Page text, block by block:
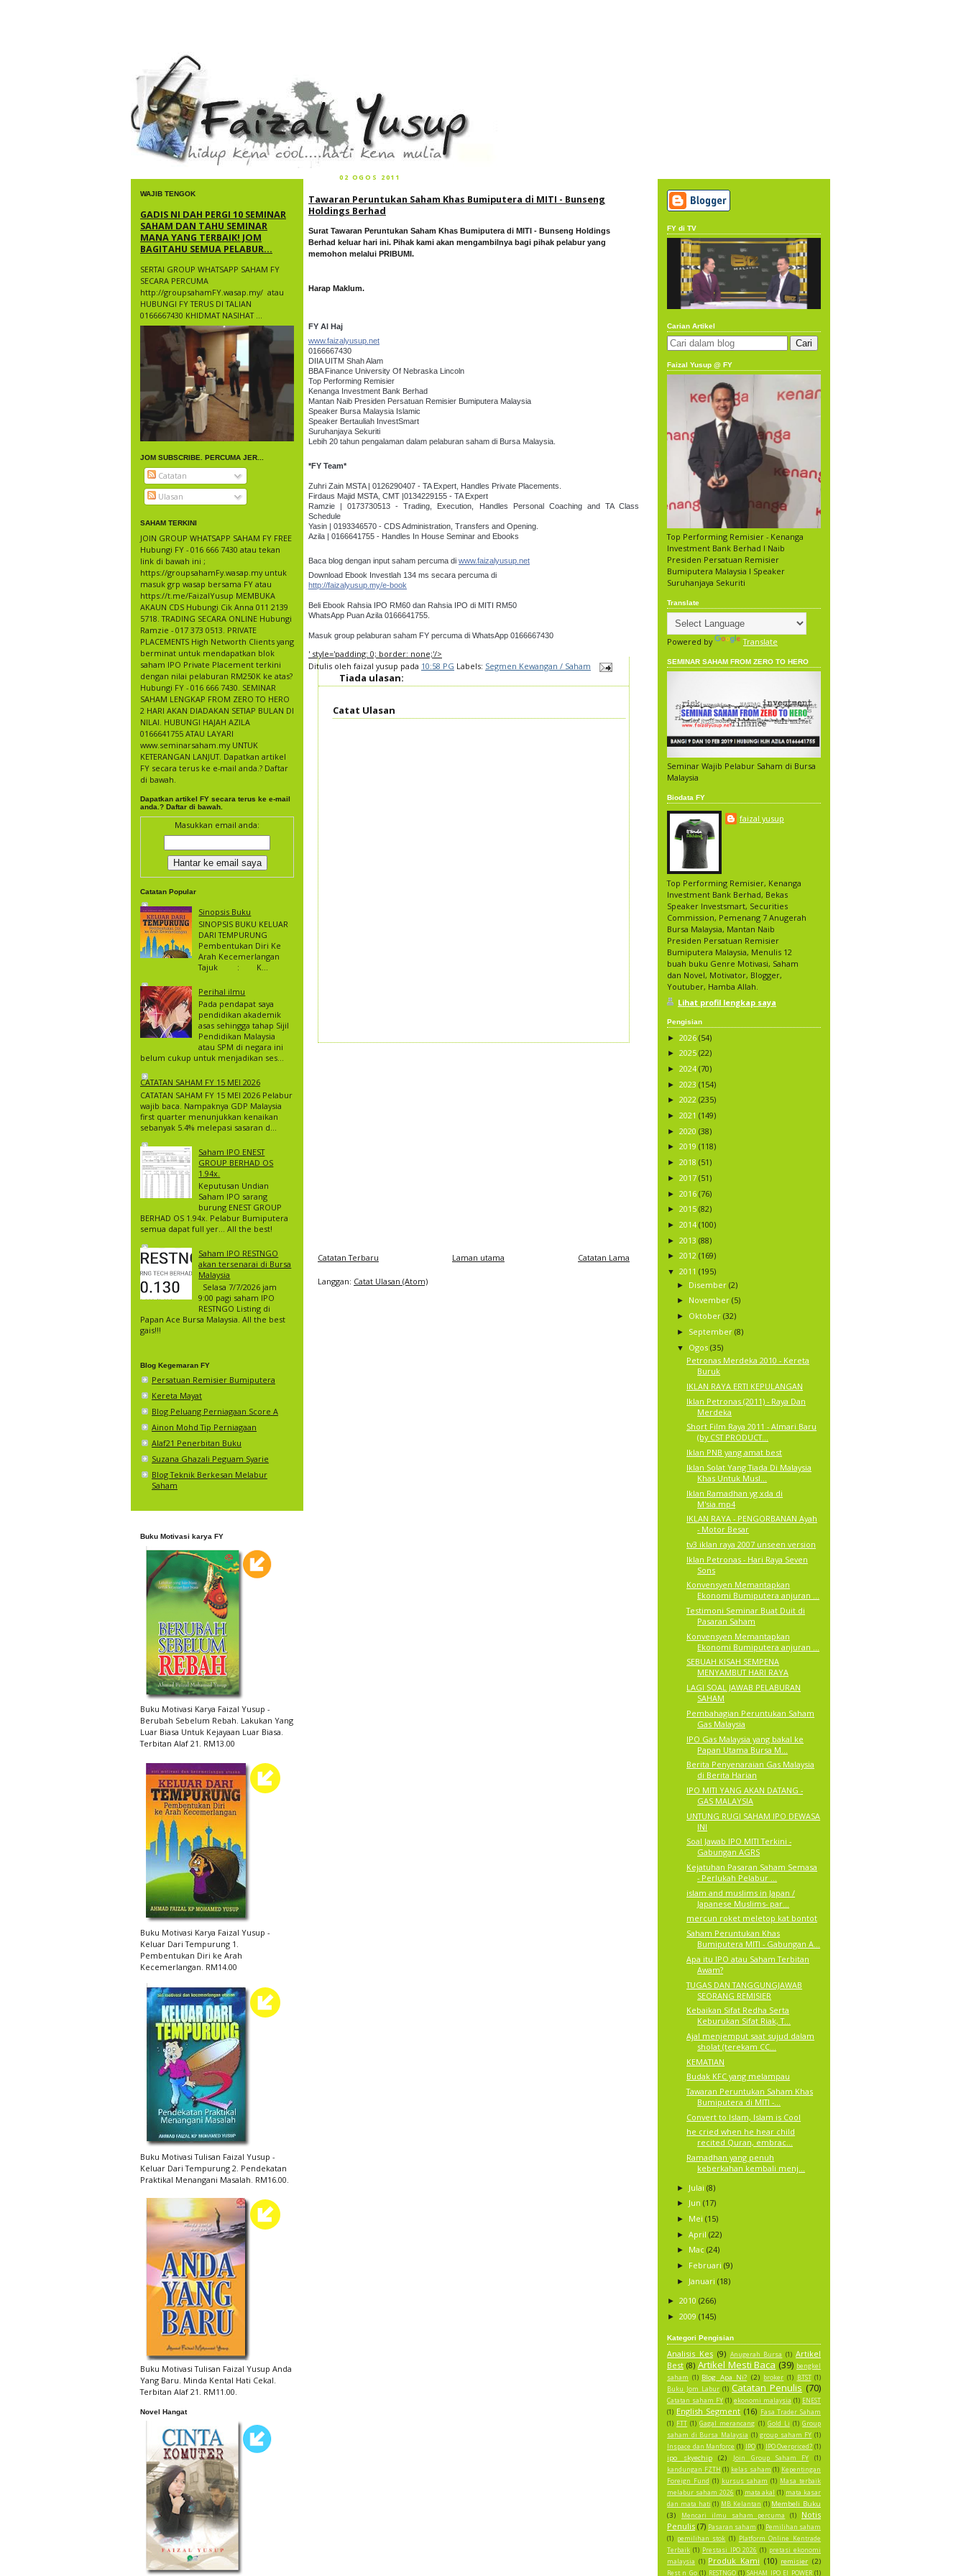
faizal yusup
WAJIB TENGOK
GADIS NI DAH PERGI 10 SEMINAR
SAHAM DAN TAHU SEMINAR
MANA YANG TERBAIK! JOM
BAGITAHU SEMUA PELABUR...
SERTAI GROUP WHATSAPP SAHAM FY
SECARA PERCUMA
http://groupsahamFY.wasap.my/ ​ atau
HUBUNGI FY TERUS DI TALIAN
0166667430 KHIDMAT NASIHAT ...
JOM SUBSCRIBE. PERCUMA JER...
Catatan
Ulasan
SAHAM TERKINI
JOIN GROUP WHATSAPP SAHAM FY FREE
Hubungi FY - 016 666 7430 atau tekan
link di bawah ini ;
https://groupsahamFy.wasap.my untuk
masuk grp wasap bersama FY atau
https://t.me/FaizalYusup MEMBUKA
AKAUN CDS Hubungi Cik Anna 011 2139
5718. TRADING SECARA ONLINE Hubungi
Ramzie - 017 373 0513. PRIVATE
PLACEMENTS High Networth Clients yang
berminat untuk mendapatkan blok
saham IPO Private Placement terkini
dengan nilai pelaburan RM250K ke atas?
Hubungi FY - 016 666 7430. SEMINAR
SAHAM LENGKAP FROM ZERO TO HERO
2 HARI AKAN DIADAKAN SETIAP BULAN DI
NILAI. HUBUNGI HAJAH AZILA
0166641755 ATAU LAYARI
www.seminarsaham.my UNTUK
KETERANGAN LANJUT. Dapatkan artikel
FY secara terus ke e-mail anda.? Daftar
di bawah.
Dapatkan artikel FY secara terus ke e-mail
anda.? Daftar di bawah.
Masukkan email anda:
Catatan Popular
Sinopsis Buku
SINOPSIS BUKU KELUAR
DARI TEMPURUNG
Pembentukan Diri Ke
Arah Kecemerlangan
Tajuk : K...
Perihal ilmu
Pada pendapat saya
pendidikan akademik
asas sehingga tahap Sijil
Pendidikan Malaysia
atau SPM di negara ini
belum cukup untuk menjadikan ses...
CATATAN SAHAM FY 15 MEI 2026
CATATAN SAHAM FY 15 MEI 2026 Pelabur
wajib baca. Nampaknya GDP Malaysia
first quarter menunjukkan kenaikan
sebanyak 5.4% melepasi sasaran d...
Saham IPO ENEST
GROUP BERHAD OS
1.94x.
Keputusan Undian
Saham IPO sarang
burung ENEST GROUP
BERHAD OS 1.94x. Pelabur Bumiputera
semua dapat full yer… All the best!
Saham IPO RESTNGO
akan tersenarai di Bursa
Malaysia
Selasa 7/7/2026 jam
9:00 pagi saham IPO
RESTNGO Listing di
Papan Ace Bursa Malaysia. All the best
gais!!!
Blog Kegemaran FY
Persatuan Remisier Bumiputera
Kereta Mayat
Blog Peluang Perniagaan Score A
Ainon Mohd Tip Perniagaan
Alaf21 Penerbitan Buku
Suzana Ghazali Peguam Syarie
Blog Teknik Berkesan Melabur
Saham
Buku Motivasi karya FY
Buku Motivasi Karya Faizal Yusup -
Berubah Sebelum Rebah. Lakukan Yang
Luar Biasa Untuk Kejayaan Luar Biasa.
Terbitan Alaf 21. RM13.00
Buku Motivasi Karya Faizal Yusup -
Keluar Dari Tempurung 1.
Pembentukan Diri ke Arah
Kecemerlangan. RM14.00
Buku Motivasi Tulisan Faizal Yusup -
Keluar Dari Tempurung 2. Pendekatan
Praktikal Menangani Masalah. RM16.00.
Buku Motivasi Tulisan Faizal Yusup Anda
Yang Baru. Minda Kental Hati Cekal.
Terbitan Alaf 21. RM11.00.
Novel Hangat
02 OGOS 2011
Tawaran Peruntukan Saham Khas Bumiputera di MITI - Bunseng
Holdings Berhad
Surat Tawaran Peruntukan Saham Khas Bumiputera di MITI - Bunseng Holdings
Berhad keluar hari ini. Pihak kami akan mengambilnya bagi pihak pelabur yang
memohon melalui PRIBUMI.
Harap Maklum.
FY Al Haj
www.faizalyusup.net
0166667430
DIIA UITM Shah Alam
BBA Finance University Of Nebraska Lincoln
Top Performing Remisier
Kenanga Investment Bank Berhad
Mantan Naib Presiden Persatuan Remisier Bumiputera Malaysia
Speaker Bursa Malaysia Islamic
Speaker Bertauliah InvestSmart
Suruhanjaya Sekuriti
Lebih 20 tahun pengalaman dalam pelaburan saham di Bursa Malaysia.
*FY Team*
Zuhri Zain MSTA | 0126290407 - TA Expert, Handles Private Placements.
Firdaus Majid MSTA, CMT |0134229155 - TA Expert
Ramzie | 0173730513 - Trading, Execution, Handles Personal Coaching and TA Class
Schedule
Yasin | 0193346570 - CDS Administration, Transfers and Opening.
Azila | 0166641755 - Handles In House Seminar and Ebooks
Baca blog dengan input saham percuma di www.faizalyusup.net
Download Ebook Investlah 134 ms secara percuma di
http://faizalyusup.my/e-book
Beli Ebook Rahsia IPO RM60 dan Rahsia IPO di MITI RM50
WhatsApp Puan Azila 0166641755.
Masuk group pelaburan saham FY percuma di WhatsApp 0166667430
' style='padding: 0; border: none;'/>
Ditulis oleh faizal yusup pada 10:58 PG Labels: Segmen Kewangan / Saham
Tiada ulasan:
Catat Ulasan
Catatan Terbaru Catatan Lama
Laman utama
Langgan: Catat Ulasan (Atom)
FY di TV
Carian Artikel
Faizal Yusup @ FY
Top Performing Remisier - Kenanga
Investment Bank Berhad l Naib
Presiden Persatuan Remisier
Bumiputera Malaysia l Speaker
Suruhanjaya Sekuriti
Translate
Powered by Translate
SEMINAR SAHAM FROM ZERO TO HERO
Seminar Wajib Pelabur Saham di Bursa
Malaysia
Biodata FY
faizal yusup
Top Performing Remisier, Kenanga
Investment Bank Berhad, Bekas
Speaker Investsmart, Securities
Commission, Pemenang 7 Anugerah
Bursa Malaysia, Mantan Naib
Presiden Persatuan Remisier
Bumiputera Malaysia, Menulis 12
buah buku Genre Motivasi, Saham
dan Novel, Motivator, Blogger,
Youtuber, Hamba Allah.
Lihat profil lengkap saya
Pengisian
► 2026 (54)
► 2025 (22)
► 2024 (70)
► 2023 (154)
► 2022 (235)
► 2021 (149)
► 2020 (38)
► 2019 (118)
► 2018 (51)
► 2017 (51)
► 2016 (76)
► 2015 (82)
► 2014 (100)
► 2013 (88)
► 2012 (169)
▼ 2011 (195)
► Disember (2)
► November (5)
► Oktober (32)
► September (8)
▼ Ogos (35)
Petronas Merdeka 2010 - Kereta
Buruk
IKLAN RAYA ERTI KEPULANGAN
Iklan Petronas (2011) - Raya Dan
Merdeka
Short Film Raya 2011 - Almari Baru
(by CST PRODUCT...
Iklan PNB yang amat best
Iklan Solat Yang Tiada Di Malaysia
Khas Untuk Musl...
Iklan Ramadhan yg xda di
M'sia.mp4
IKLAN RAYA - PENGORBANAN Ayah
- Motor Besar
tv3 iklan raya 2007 unseen version
Iklan Petronas - Hari Raya Seven
Sons
Konvensyen Memantapkan
Ekonomi Bumiputera anjuran ...
Testimoni Seminar Buat Duit di
Pasaran Saham
Konvensyen Memantapkan
Ekonomi Bumiputera anjuran ...
SEBUAH KISAH SEMPENA
MENYAMBUT HARI RAYA
LAGI SOAL JAWAB PELABURAN
SAHAM
Pembahagian Peruntukan Saham
Gas Malaysia
IPO Gas Malaysia yang bakal ke
Papan Utama Bursa M...
Berita Penyenaraian Gas Malaysia
di Berita Harian
IPO MITI YANG AKAN DATANG -
GAS MALAYSIA
UNTUNG RUGI SAHAM IPO DEWASA
INI
Soal Jawab IPO MITI Terkini -
Gabungan AGRS
Kejatuhan Pasaran Saham Semasa
- Perlukah Pelabur ...
islam and muslims in Japan /
Japanese Muslims- par...
mercun roket meletop kat bontot
Saham Peruntukan Khas
Bumiputera MITI - Gabungan A...
Apa itu IPO atau Saham Terbitan
Awam?
TUGAS DAN TANGGUNGJAWAB
SEORANG REMISIER
Kebaikan Sifat Redha Serta
Keburukan Sifat Riak, T...
Ajal menjemput saat sujud dalam
sholat (terekam CC...
KEMATIAN
Budak KFC yang melampau
Tawaran Peruntukan Saham Khas
Bumiputera di MITI -...
Convert to Islam, Islam is Cool
he cried when he hear child
recited Quran, embrac...
Ramadhan yang penuh
keberkahan kembali menj...
► Julai (8)
► Jun (17)
► Mei (15)
► April (22)
► Mac (24)
► Februari (9)
► Januari (18)
► 2010 (266)
► 2009 (145)
Kategori Pengisian
Analisis Kes (9) Anugerah Bursa (1) Artikel
Best (8) Artikel Mesti Baca (39) bengkel
saham (1) Blog Apa Ni? (2) broker (1) BTST (1)
Buku Jom Labur (1) Catatan Penulis (70)
Catatan saham FY (1) ekonomi malaysia (1) ENEST
(1) English Segment (16) Fasa Trader Saham
(1) FTT (1) Gagal merancang (1) Gold Li (1) Group
saham di Bursa Malaysia (1) group saham FY (1)
Inspace dan Manforce (1) IPO (1) IPO Overpriced? (1)
ipo skyechip (2) Join Group Saham FY
(1)
kandungan FZTH (1) kelas saham (1) Kepentingan
Foreign Fund (1) kursus saham (1) Masa terbaik
melabur saham 2026 (1) mata akal (1) mata kasar
dan mata hati (1) MB Kelantan (1) Membeli Buku
(3)
Mencari ilmu saham percuma (1)
Notis
Penulis (7) Pasaran saham (1) Pemilihan saham
(1) pemilihan stok (1) Platform Online Kentrade
Terbaik (1) Prestasi IPO 2026 (1) pretasi ekonomi
malaysia (1) Produk Kami (10) remisier (2)
Rest n Go (1) RESTNGO (1) SAHAM IPO EI POWER (1)